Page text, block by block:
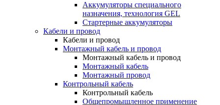
Аккумуляторы специального
назначения, технология GEL
Стартерные аккумуляторы
Кабели и провод
Кабели и провод
Монтажный кабель и провод
Монтажный кабель и провод
Монтажный кабель
Монтажный провод
Контрольный кабель
Контрольный кабель
Общепромышленное применение